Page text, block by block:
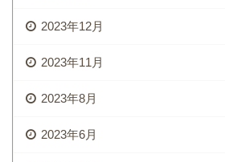
2023年12月
2023年11月
2023年8月
2023年6月